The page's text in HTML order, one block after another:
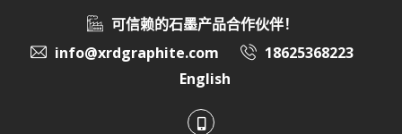
可信赖的石墨产品合作伙伴！
info@xrdgraphite.com
18625368223
English